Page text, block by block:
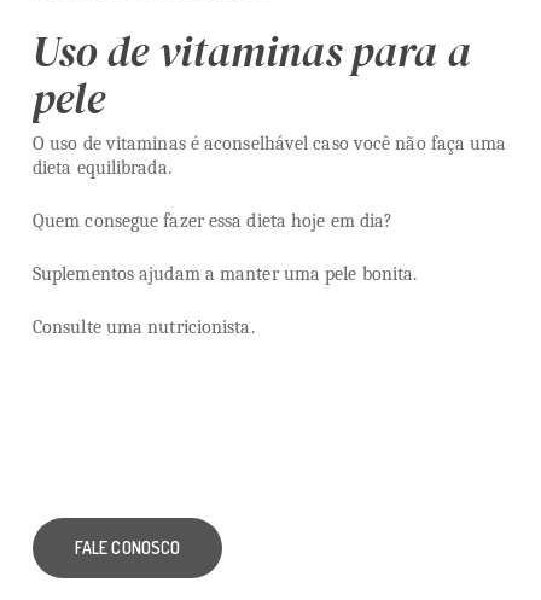
Uso de vitaminas para a
pele
O uso de vitaminas é aconselhável caso você não faça uma
dieta equilibrada.
Quem consegue fazer essa dieta hoje em dia?
Suplementos ajudam a manter uma pele bonita.
Consulte uma nutricionista.
FALE CONOSCO